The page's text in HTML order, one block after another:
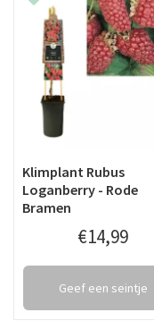
Klimplant Rubus
Loganberry - Rode
Bramen
€14,99
Geef een seintje